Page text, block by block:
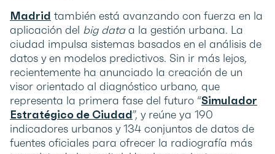
Madrid también está avanzando con fuerza en la
aplicación del big data a la gestión urbana. La
ciudad impulsa sistemas basados en el análisis de
datos y en modelos predictivos. Sin ir más lejos,
recientemente ha anunciado la creación de un
visor orientado al diagnóstico urbano, que
representa la primera fase del futuro “Simulador
Estratégico de Ciudad”, y reúne ya 190
indicadores urbanos y 134 conjuntos de datos de
fuentes oficiales para ofrecer la radiografía más